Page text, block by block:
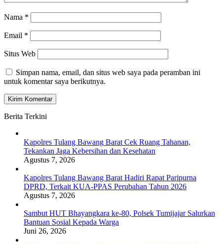
Nama *
Email *
Situs Web
Simpan nama, email, dan situs web saya pada peramban ini
untuk komentar saya berikutnya.
Berita Terkini
Kapolres Tulang Bawang Barat Cek Ruang Tahanan,
Tekankan Jaga Kebersihan dan Kesehatan
Agustus 7, 2026
Kapolres Tulang Bawang Barat Hadiri Rapat Paripurna
DPRD, Terkait KUA-PPAS Perubahan Tahun 2026
Agustus 7, 2026
Sambut HUT Bhayangkara ke-80, Polsek Tumijajar Salurkan
Bantuan Sosial Kepada Warga
Juni 26, 2026